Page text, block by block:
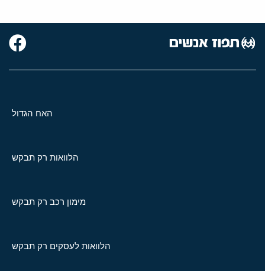
האח הגדול
הלוואות רק תבקש
מימון רכב רק תבקש
הלוואות לעסקים רק תבקש